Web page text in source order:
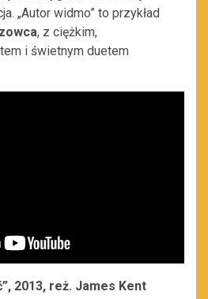
„Autor widmo” to przykład
, z ciężkim,
i świetnym duetem
2013, reż. James Kent